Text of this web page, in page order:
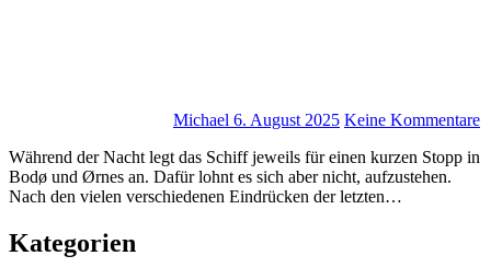
Michael 6. August 2025 Keine Kommentare
Während der Nacht legt das Schiff jeweils für einen kurzen Stopp in
Bodø und Ørnes an. Dafür lohnt es sich aber nicht, aufzustehen.
Nach den vielen verschiedenen Eindrücken der letzten…
Kategorien